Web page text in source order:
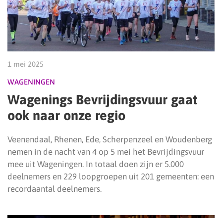
1 mei 2025
WAGENINGEN
Wagenings Bevrijdingsvuur gaat
ook naar onze regio
Veenendaal, Rhenen, Ede, Scherpenzeel en Woudenberg
nemen in de nacht van 4 op 5 mei het Bevrijdingsvuur
mee uit Wageningen. In totaal doen zijn er 5.000
deelnemers en 229 loopgroepen uit 201 gemeenten: een
recordaantal deelnemers.